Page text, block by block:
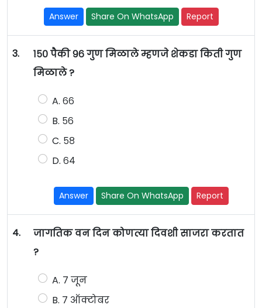
Answer Share On WhatsApp Report
3.
१५० पैकी ९६ गुण मिळाले म्हणजे शेकडा किती गुण
मिळाले ?
A. ६६
B. ५६
C. ५८
D. ६४
Answer Share On WhatsApp Report
4.
जागतिक वन दिन कोणत्या दिवशी साजरा करतात
?
A. ७ जून
B. ७ ऑक्टोबर